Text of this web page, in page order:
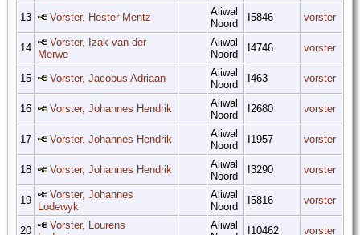
13 Vorster, Hester Mentz
Aliwal
Noord
I5846 vorster
14
Vorster, Izak van der
Merwe
Aliwal
Noord
I4746 vorster
15 Vorster, Jacobus Adriaan
Aliwal
Noord
I463 vorster
16 Vorster, Johannes Hendrik
Aliwal
Noord
I2680 vorster
17 Vorster, Johannes Hendrik
Aliwal
Noord
I1957 vorster
18 Vorster, Johannes Hendrik
Aliwal
Noord
I3290 vorster
19
Vorster, Johannes
Lodewyk
Aliwal
Noord
I5816 vorster
20
Vorster, Lourens
Aliwal
I10462 vorster